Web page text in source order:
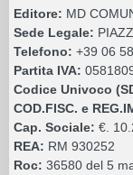
Editore: MD
Sede Legale:
Telefono: +39 06
Partita IVA:
Codice Univoco
COD.FISC. e
Cap. Sociale: €.
REA: RM 930252
Roc: 36580 del 5